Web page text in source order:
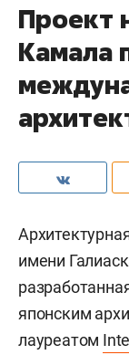
Проект
Камала
имени
японским
лауреатом